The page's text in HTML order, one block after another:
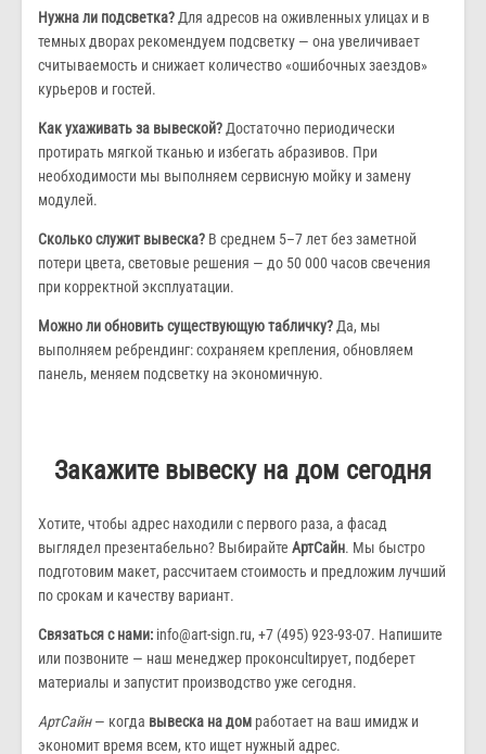
Нужна ли подсветка?Для адресов на оживленных улицах и в
темных дворах рекомендуем подсветку — она увеличивает
считываемость и снижает количество «ошибочных заездов»
курьеров и гостей.
Как ухаживать за вывеской?Достаточно периодически
протирать мягкой тканью и избегать абразивов. При
необходимости мы выполняем сервисную мойку и замену
модулей.
Сколько служит вывеска? В среднем 5–7 лет без заметной
потери цвета, световые решения — до 50 000 часов свечения
при корректной эксплуатации.
Можно ли обновить существующую табличку?Да, мы
выполняем ребрендинг: сохраняем крепления, обновляем
панель, меняем подсветку на экономичную.
Закажите вывеску на дом сегодня
Хотите, чтобы адрес находили с первого раза, а фасад
выглядел презентабельно? Выбирайте АртСайн. Мы быстро
подготовим макет, рассчитаем стоимость и предложим лучший
по срокам и качеству вариант.
Связаться с нами: info@art-sign.ru, +7 (495) 923-93-07. Напишите
или позвоните — наш менеджер проконсultирует, подберет
материалы и запустит производство уже сегодня.
АртСайн— когда вывеска на дом работает на ваш имидж и
экономит время всем, кто ищет нужный адрес.